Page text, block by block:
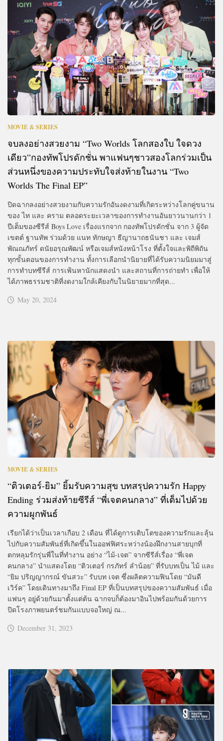
MOVIE & SERIES
จบลงอย่างสวยงาม “Two Worlds โลกสองใบ ใจดวง
เดียว”กองทัพโปรดักชั่น พาแฟนๆชาวสองโลกร่วมเป็น
ส่วนหนึ่งของความประทับใจส่งท้ายในงาน “Two
Worlds The Final EP”
ปิดฉากลงอย่างสวยงามกับความรักอันงดงามที่เกิดระหว่างโลกคู่ขนาน
ของ ไท และ คราม ตลอดระยะเวลาของการทำงานอันยาวนานกว่า 1
ปีเต็มของซีรีส์ Boys Love เรื่องแรกจาก กองทัพโปรดักชั่น จาก 3 ผู้จัด
เขตต์ ฐานทัพ ร่วมด้วย แนท ทักษญา ธีญานาถธนันชา และ เจมส์
พัณณภัทร์ ดนัยอรุณพัฒน์ หรือเจมส์หนังหน้าโรง ที่ตั้งใจและพิถีพิถัน
ทุกขั้นตอนของการทำงาน ทั้งการเลือกนำนิยายที่ได้รับความนิยมมาสู่
การทำบทซีรีส์ การเฟ้นหานักแสดงนำ และสถานที่การถ่ายทำ เพื่อให้
ได้ภาพธรรมชาติที่งดงามใกล้เคียงกับในนิยายมากที่สุด...
May 20, 2024
MOVIE & SERIES
“ติวเตอร์-ยิม” ยิ้มรับความสุข บทสรุปความรัก Happy
Ending ร่วมส่งท้ายซีรีส์ “พี่เจตคนกลาง” ที่เต็มไปด้วย
ความผูกพันธ์
เรียกได้ว่าเป็นเวลาเกือบ 2 เดือน ที่ได้ดูการเติบโตของความรักและลุ้น
ไปกับความสัมพันธ์ที่เกิดขึ้นในออฟฟิศระหว่างน้องฝึกงานสายบุกที่
ตกหลุมรักรุ่นพี่ในที่ทำงาน อย่าง “ไม้-เจต” จากซีรีส์เรื่อง “พี่เจต
คนกลาง” นำแสดงโดย “ติวเตอร์ กรภัทร์ ลำน้อย” ที่รับบทเป็น ไม้ และ
“ยิม ปริญญากรณ์ ขันสวะ” รับบท เจต ซึ่งผลิตความฟินโดย “มันดี
เวิร์ค” โดยเดินทางมาถึง Final EP ที่เป็นบทสรุปของความสัมพันธ์ เมื่อ
แฟนๆ อยู่ด้วยกันมาตั้งแต่ต้น ฉากจบก็ต้องมาอินไปพร้อมกันด้วยการ
ปิดโรงภาพยนตร์ชมกันแบบจอใหญ่ ณ...
December 31, 2023